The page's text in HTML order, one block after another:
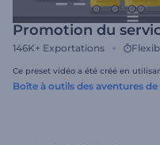
Promotion du
146K+ Exportations
Ce preset vidéo a été créé en
Boîte à outils des aventures